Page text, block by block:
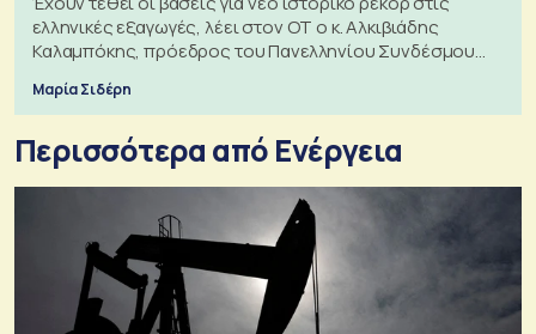
ελληνικές εξαγωγές, λέει στον ΟΤ ο κ. Αλκιβιάδης
Καλαμπόκης, πρόεδρος του Πανελληνίου Συνδέσμου
Μαρία Σιδέρη
Περισσότερα από Ενέργεια